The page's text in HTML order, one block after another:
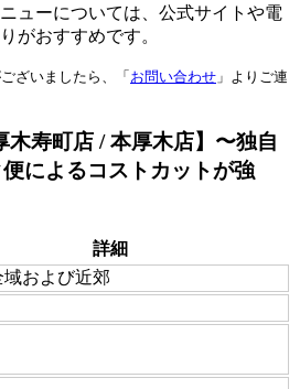
ューについては、公式サイトや電
がおすすめです。
ざいましたら、「 お問い合わせ 」よりご連
木寿町店 / 本厚木店】〜独自
によるコストカットが強
詳細
域および近郊